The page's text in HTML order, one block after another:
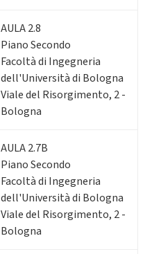
AULA 2.8
Piano Secondo
Facoltà di Ingegneria
dell'Università di Bologna
Viale del Risorgimento, 2 -
Bologna
AULA 2.7B
Piano Secondo
Facoltà di Ingegneria
dell'Università di Bologna
Viale del Risorgimento, 2 -
Bologna